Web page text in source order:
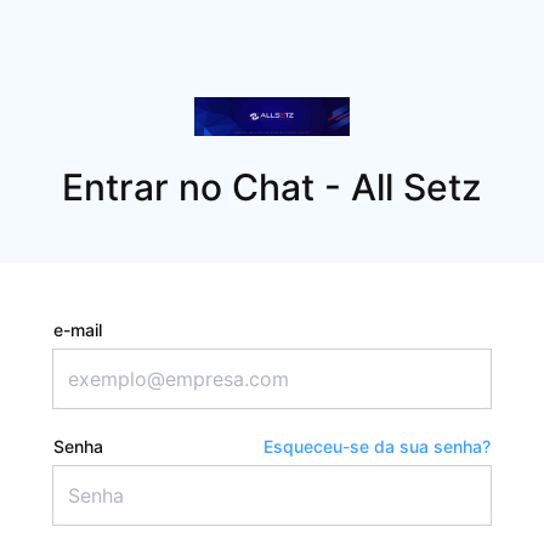
Entrar no Chat - All Setz
e-mail
Senha Esqueceu-se da sua senha?